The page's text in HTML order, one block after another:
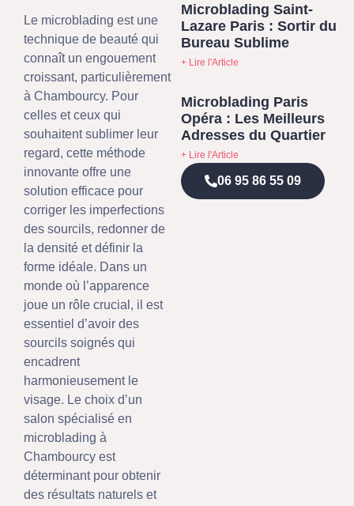
Le microblading est une
technique de beauté qui
connaît un engouement
croissant, particulièrement
à Chambourcy. Pour
celles et ceux qui
souhaitent sublimer leur
regard, cette méthode
innovante offre une
solution efficace pour
corriger les imperfections
des sourcils, redonner de
la densité et définir la
forme idéale. Dans un
monde où l’apparence
joue un rôle crucial, il est
essentiel d’avoir des
sourcils soignés qui
encadrent
harmonieusement le
visage. Le choix d’un
salon spécialisé en
microblading à
Chambourcy est
déterminant pour obtenir
des résultats naturels et
Microblading Saint-
Lazare Paris : Sortir du
Bureau Sublime
+ Lire l'Article
Microblading Paris
Opéra : Les Meilleurs
Adresses du Quartier
+ Lire l'Article
06 95 86 55 09